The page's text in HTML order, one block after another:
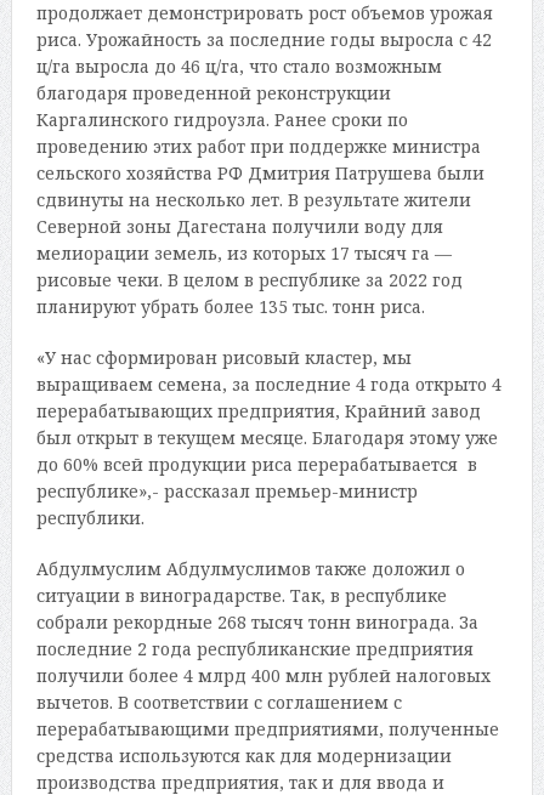
продолжает демонстрировать рост объемов урожая
риса. Урожайность за последние годы выросла с 42
ц/га выросла до 46 ц/га, что стало возможным
благодаря проведенной реконструкции
Каргалинского гидроузла. Ранее сроки по
проведению этих работ при поддержке министра
сельского хозяйства РФ Дмитрия Патрушева были
сдвинуты на несколько лет. В результате жители
Северной зоны Дагестана получили воду для
мелиорации земель, из которых 17 тысяч га —
рисовые чеки. В целом в республике за 2022 год
планируют убрать более 135 тыс. тонн риса.
«У нас сформирован рисовый кластер, мы
выращиваем семена, за последние 4 года открыто 4
перерабатывающих предприятия, Крайний завод
был открыт в текущем месяце. Благодаря этому уже
до 60% всей продукции риса перерабатывается в
республике»,- рассказал премьер-министр
республики.
Абдулмуслим Абдулмуслимов также доложил о
ситуации в виноградарстве. Так, в республике
собрали рекордные 268 тысяч тонн винограда. За
последние 2 года республиканские предприятия
получили более 4 млрд 400 млн рублей налоговых
вычетов. В соответствии с соглашением с
перерабатывающими предприятиями, полученные
средства используются как для модернизации
производства предприятия, так и для ввода и